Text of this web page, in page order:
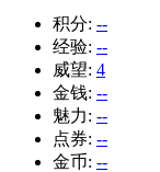
积分: --
经验: --
威望: 4
金钱: --
魅力: --
点券: --
金币: --